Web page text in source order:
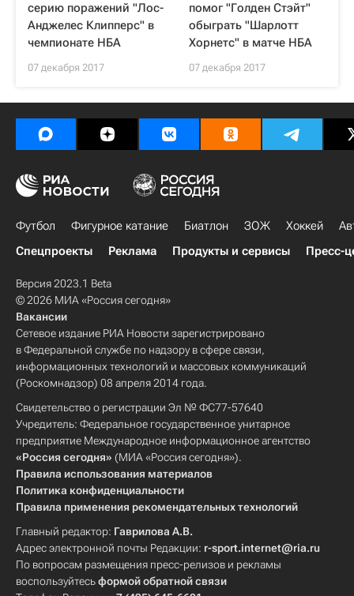
серию поражений "Лос-
Анджелес Клипперс" в
чемпионате НБА
07 декабря 2017
помог "Голден Стэйт"
обыграть "Шарлотт
Хорнетс" в матче НБА
07 декабря 2017
Футбол Фигурное катание Биатлон ЗОЖ Хоккей
Спецпроекты
Реклама Продукты и сервисы Пресс-
Версия 2023.1 Beta
© 2026 МИА «Россия сегодня»
Вакансии
Сетевое издание РИА Новости зарегистрировано
в Федеральной службе по надзору в сфере связи,
информационных технологий и массовых коммуникаций
(Роскомнадзор) 08 апреля 2014 года.
Свидетельство о регистрации Эл № ФС77-57640
Учредитель: Федеральное государственное унитарное
предприятие Международное информационное агентство
«Россия сегодня» (МИА «Россия сегодня»).
Правила использования материалов
Политика конфиденциальности
Правила применения рекомендательных технологий
Главный редактор: Гаврилова А.В.
Адрес электронной почты Редакции: r-sport.internet@ria.ru
По вопросам размещения пресс-релизов и рекламы
воспользуйтесьформой обратной связи